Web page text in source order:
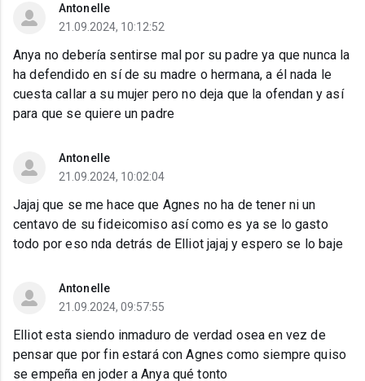
Antonelle
21.09.2024, 10:12:52
Anya no debería sentirse mal por su padre ya que nunca la
ha defendido en sí de su madre o hermana, a él nada le
cuesta callar a su mujer pero no deja que la ofendan y así
para que se quiere un padre
Antonelle
21.09.2024, 10:02:04
Jajaj que se me hace que Agnes no ha de tener ni un
centavo de su fideicomiso así como es ya se lo gasto
todo por eso nda detrás de Elliot jajaj y espero se lo baje
Antonelle
21.09.2024, 09:57:55
Elliot esta siendo inmaduro de verdad osea en vez de
pensar que por fin estará con Agnes como siempre quiso
se empeña en joder a Anya qué tonto